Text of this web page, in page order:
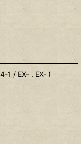
1 / EX- . EX- )